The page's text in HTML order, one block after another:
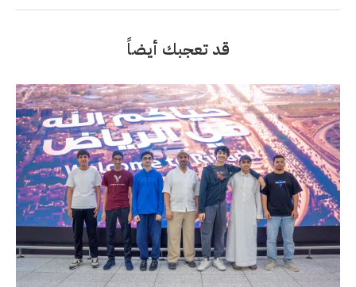
قد تعجبك أيضاً